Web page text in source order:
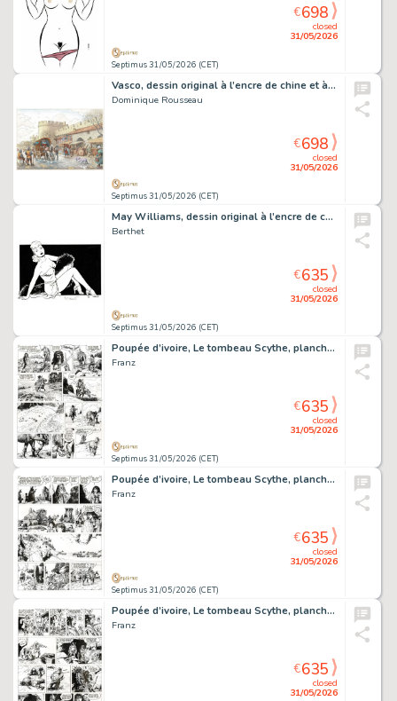
Septimus 31/05/2026 (CET)
closed
31/05/2026
€698
Vasco, dessin original à l’encre de chine et à l’aquarelle.
Dominique Rousseau
Septimus 31/05/2026 (CET)
closed
31/05/2026
€698
May Williams, dessin original à l’encre de chine réalisé pour une série de carte. On joint la publication.
Berthet
Septimus 31/05/2026 (CET)
closed
31/05/2026
€635
Poupée d’ivoire, Le tombeau Scythe, planche originale à l’encre de chine.
Franz
Septimus 31/05/2026 (CET)
closed
31/05/2026
€635
Poupée d’ivoire, Le tombeau Scythe, planche originale à l’encre de chine.
Franz
Septimus 31/05/2026 (CET)
closed
31/05/2026
€635
Poupée d’ivoire, Le tombeau Scythe, planche originale à l’encre de chine.
Franz
closed
31/05/2026
€635